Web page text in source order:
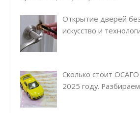
Открытие дверей
искусство и
Сколько стоит
2025 году.